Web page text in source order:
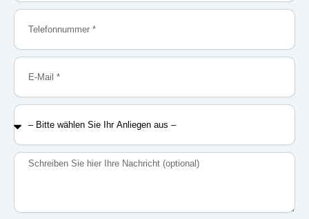
Telefonnummer
E-
Mail
–
Bitte
Sie
Ihr
Nachricht